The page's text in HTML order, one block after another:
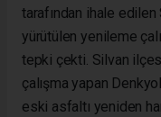
tarafından ihale
yürütülen yenileme
tepki çekti. Silvan
çalışma yapan
eski asfaltı yeniden